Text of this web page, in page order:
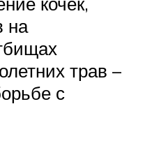
на
трав –
с